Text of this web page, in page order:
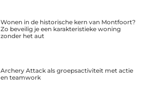
Wonen in de historische kern van Montfoort?
Zo beveilig je een karakteristieke woning
zonder het aut
Archery Attack als groepsactiviteit met actie
en teamwork